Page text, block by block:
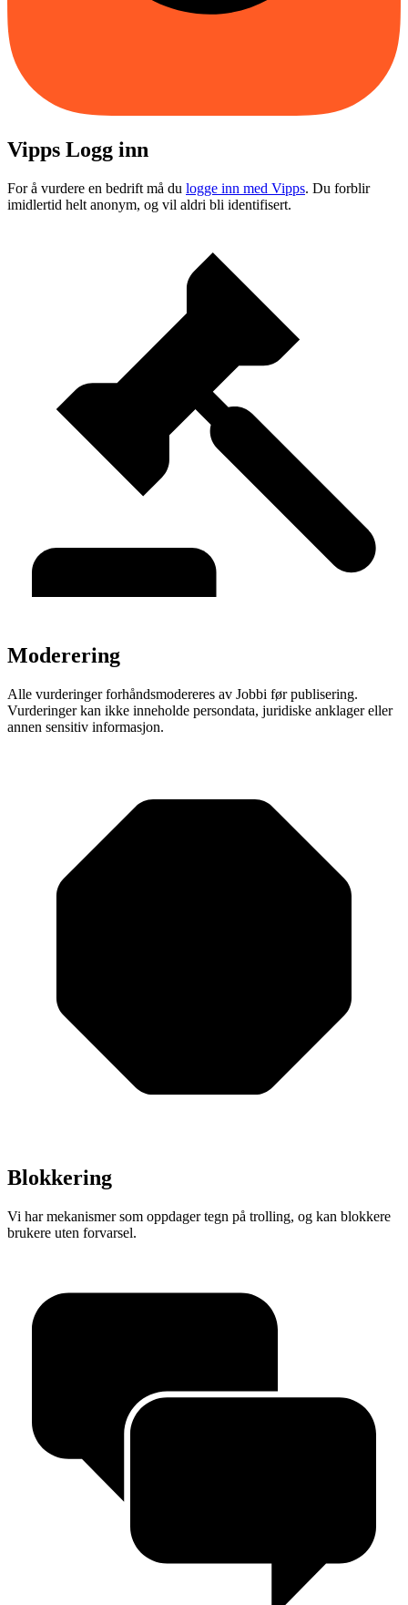
Vipps Logg inn
For å vurdere en bedrift må du logge inn med Vipps. Du forblir
imidlertid helt anonym, og vil aldri bli identifisert.
Moderering
Alle vurderinger forhåndsmodereres av Jobbi før publisering.
Vurderinger kan ikke inneholde persondata, juridiske anklager eller
annen sensitiv informasjon.
Blokkering
Vi har mekanismer som oppdager tegn på trolling, og kan blokkere
brukere uten forvarsel.